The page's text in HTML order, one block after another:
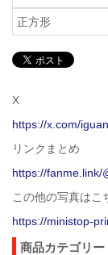
正方形
X
https://x.com/
リンクまとめ
https://fanme.link/
この他の写真はこ
https://ministop-
商品カテゴリー